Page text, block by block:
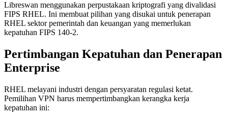
Libreswan menggunakan perpustakaan kriptografi yang divalidasi
FIPS RHEL. Ini membuat pilihan yang disukai untuk penerapan
RHEL sektor pemerintah dan keuangan yang memerlukan
kepatuhan FIPS 140-2.
Pertimbangan Kepatuhan dan Penerapan
Enterprise
RHEL melayani industri dengan persyaratan regulasi ketat.
Pemilihan VPN harus mempertimbangkan kerangka kerja
kepatuhan ini: